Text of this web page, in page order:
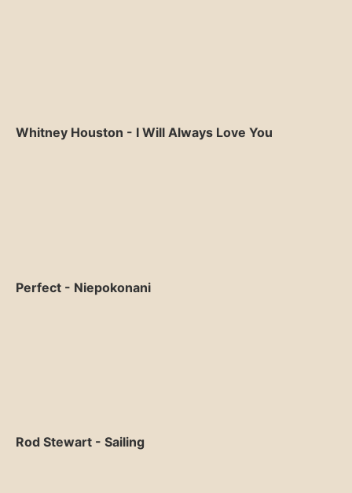
Whitney Houston - I Will Always Love You
Perfect - Niepokonani
Rod Stewart - Sailing